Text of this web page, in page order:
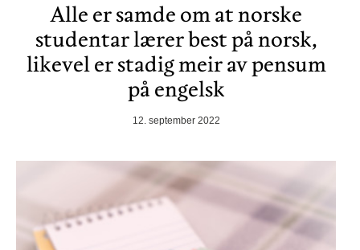
Alle er samde om at norske
studentar lærer best på norsk,
likevel er stadig meir av pensum
på engelsk
12. september 2022